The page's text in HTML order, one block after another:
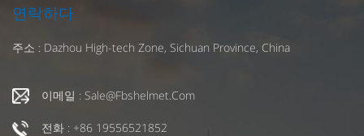
연락하다
주소 : Dazhou High-tech Zone, Sichuan Province, China
이메일 : Sale@fbshelmet.com
전화 : +86 19556521852